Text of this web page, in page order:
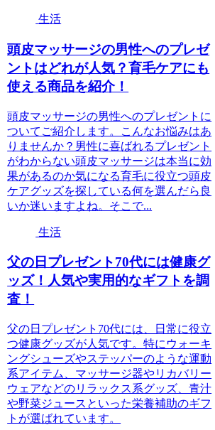
生活
頭皮マッサージの男性へのプレゼ
ントはどれが人気？育毛ケアにも
使える商品を紹介！
頭皮マッサージの男性へのプレゼントに
ついてご紹介します。こんなお悩みはあ
りませんか？男性に喜ばれるプレゼント
がわからない頭皮マッサージは本当に効
果があるのか気になる育毛に役立つ頭皮
ケアグッズを探している何を選んだら良
いか迷いますよね。そこで...
生活
父の日プレゼント70代には健康グ
ッズ！人気や実用的なギフトを調
査！
父の日プレゼント70代には、日常に役立
つ健康グッズが人気です。特にウォーキ
ングシューズやステッパーのような運動
系アイテム、マッサージ器やリカバリー
ウェアなどのリラックス系グッズ、青汁
や野菜ジュースといった栄養補助のギフ
トが選ばれています。